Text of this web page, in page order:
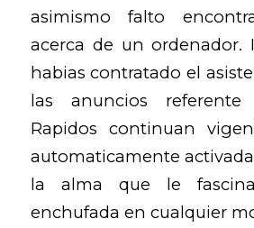
asimismo falto
acerca de un ordenador.
habias contratado el
las anuncios
Rapidos continuan
automaticamente
la alma que le
enchufada en cualquier